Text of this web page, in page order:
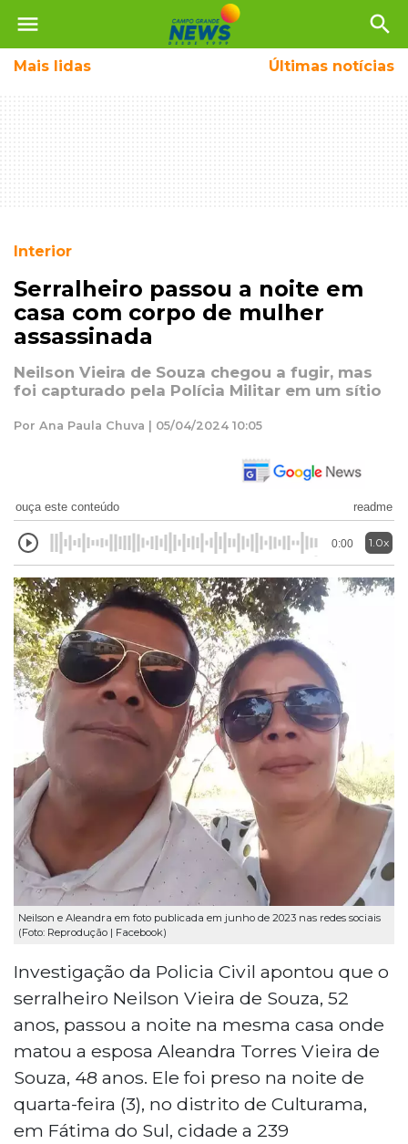
menu search
Mais lidas Últimas notícias
Interior
Serralheiro passou a noite em
casa com corpo de mulher
assassinada
Neilson Vieira de Souza chegou a fugir, mas
foi capturado pela Polícia Militar em um sítio
Por Ana Paula Chuva | 05/04/2024 10:05
ouça este conteúdo readme
0:00 1.0x
Neilson e Aleandra em foto publicada em junho de 2023 nas redes sociais
(Foto: Reprodução | Facebook)
Investigação da Policia Civil apontou que o
serralheiro Neilson Vieira de Souza, 52
anos, passou a noite na mesma casa onde
matou a esposa Aleandra Torres Vieira de
Souza, 48 anos. Ele foi preso na noite de
quarta-feira (3), no distrito de Culturama,
em Fátima do Sul, cidade a 239